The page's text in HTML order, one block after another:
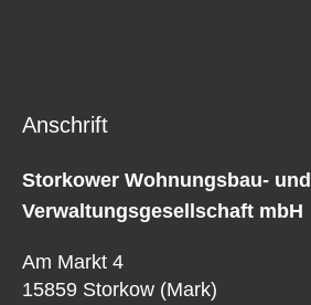
Anschrift
Storkower Wohnungsbau- und
Verwaltungsgesellschaft mbH
Am Markt 4
15859 Storkow (Mark)